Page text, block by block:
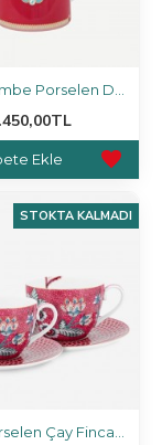
Ekle
STOKTA KALMADI